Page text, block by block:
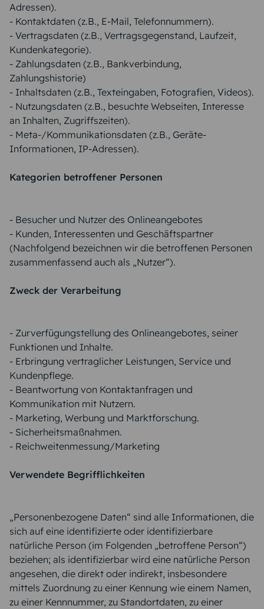
Adressen).
- Kontaktdaten (z.B., E-Mail, Telefonnummern).
- Vertragsdaten (z.B., Vertragsgegenstand, Laufzeit,
Kundenkategorie).
- Zahlungsdaten (z.B., Bankverbindung,
Zahlungshistorie)
- Inhaltsdaten (z.B., Texteingaben, Fotografien, Videos).
- Nutzungsdaten (z.B., besuchte Webseiten, Interesse
an Inhalten, Zugriffszeiten).
- Meta-/Kommunikationsdaten (z.B., Geräte-
Informationen, IP-Adressen).
Kategorien betroffener Personen
- Besucher und Nutzer des Onlineangebotes
- Kunden, Interessenten und Geschäftspartner
(Nachfolgend bezeichnen wir die betroffenen Personen
zusammenfassend auch als „Nutzer“).
Zweck der Verarbeitung
- Zurverfügungstellung des Onlineangebotes, seiner
Funktionen und Inhalte.
- Erbringung vertraglicher Leistungen, Service und
Kundenpflege.
- Beantwortung von Kontaktanfragen und
Kommunikation mit Nutzern.
- Marketing, Werbung und Marktforschung.
- Sicherheitsmaßnahmen.
- Reichweitenmessung/Marketing
Verwendete Begrifflichkeiten
„Personenbezogene Daten“ sind alle Informationen, die
sich auf eine identifizierte oder identifizierbare
natürliche Person (im Folgenden „betroffene Person“)
beziehen; als identifizierbar wird eine natürliche Person
angesehen, die direkt oder indirekt, insbesondere
mittels Zuordnung zu einer Kennung wie einem Namen,
zu einer Kennnummer, zu Standortdaten, zu einer